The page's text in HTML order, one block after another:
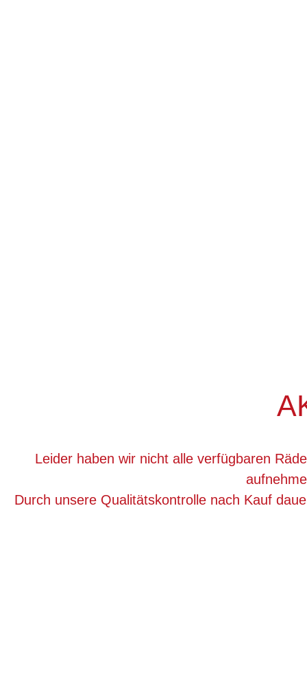
Leider haben wir nicht alle verfügbaren
Durch unsere Qualitätskontrolle nach Kauf